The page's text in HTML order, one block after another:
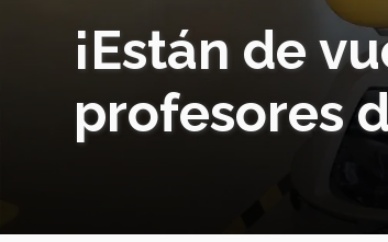
¡Están de
profesores